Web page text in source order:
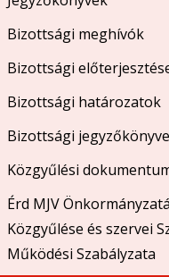
Bizottsági meghívók
Bizottsági
Bizottsági határozatok
Bizottsági
Közgyűlési
Érd MJV
Közgyűlése és szervei
Működési Szabályzata